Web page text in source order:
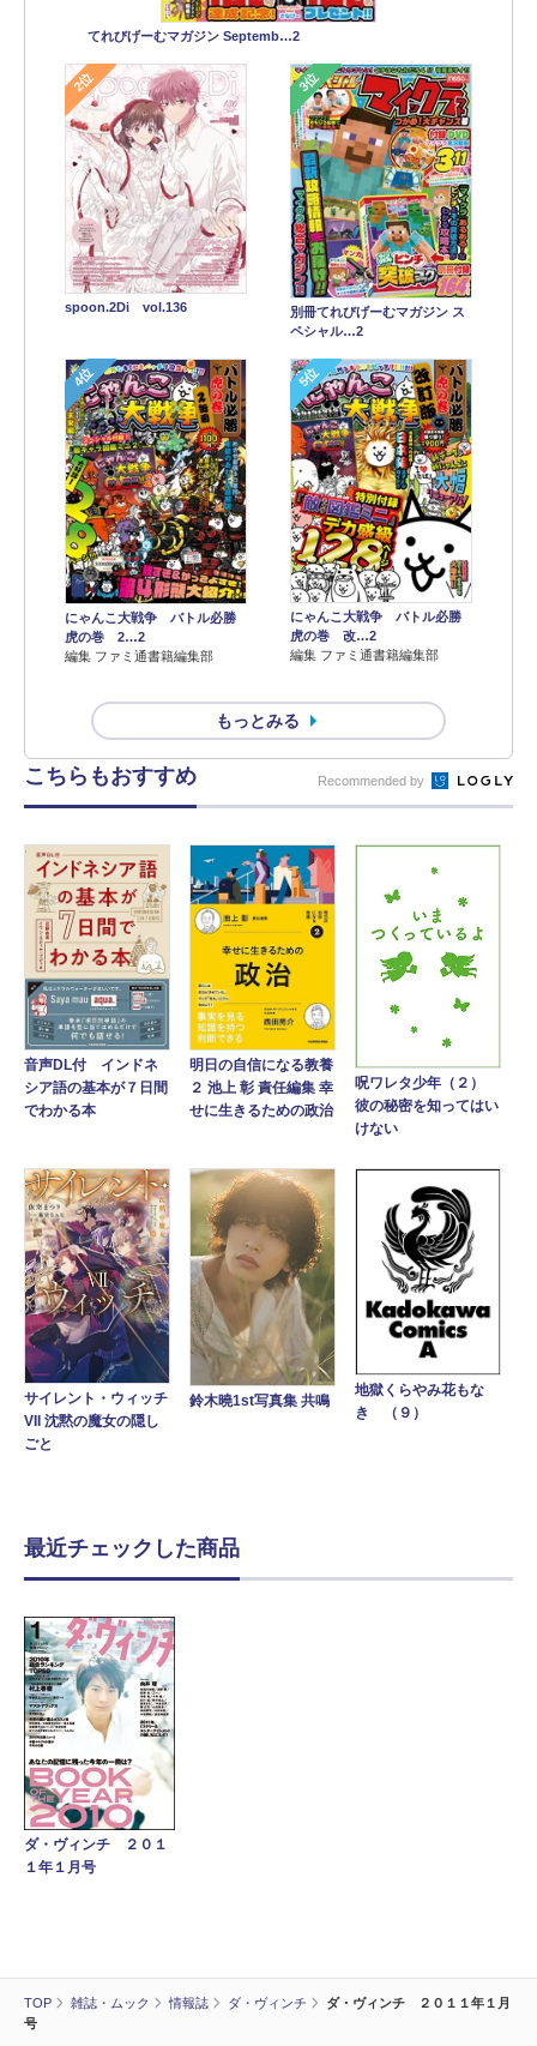
TOP 雑誌・ムック 情報誌 ダ・ヴィンチ
ダ・ヴィンチ ２０１１年１月
号
てれびげーむマガジン Septemb…2
2位
spoon.2Di vol.136
3位
別冊てれびげーむマガジン ス
ペシャル…2
4位
にゃんこ大戦争 バトル必勝
虎の巻 2…2
編集 ファミ通書籍編集部
5位
にゃんこ大戦争 バトル必勝
虎の巻 改…2
編集 ファミ通書籍編集部
もっとみる
こちらもおすすめ Recommended by
音声DL付 インドネ
シア語の基本が７日間
でわかる本
明日の自信になる教養
２ 池上 彰 責任編集 幸
せに生きるための政治
呪ワレタ少年（２）
彼の秘密を知ってはい
けない
サイレント・ウィッチ
VII 沈黙の魔女の隠し
ごと
鈴木曉1st写真集 共鳴
地獄くらやみ花もな
き （９）
最近チェックした商品
ダ・ヴィンチ ２０１
１年１月号